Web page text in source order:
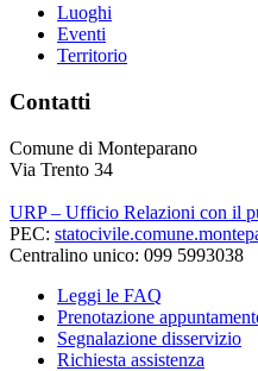
Luoghi
Eventi
Territorio
Contatti
Comune di Monteparano
Via Trento 34
URP – Ufficio Relazioni con il
PEC:
Centralino unico: 099 5993038
Leggi le FAQ
Prenotazione
Segnalazione disservizio
Richiesta assistenza